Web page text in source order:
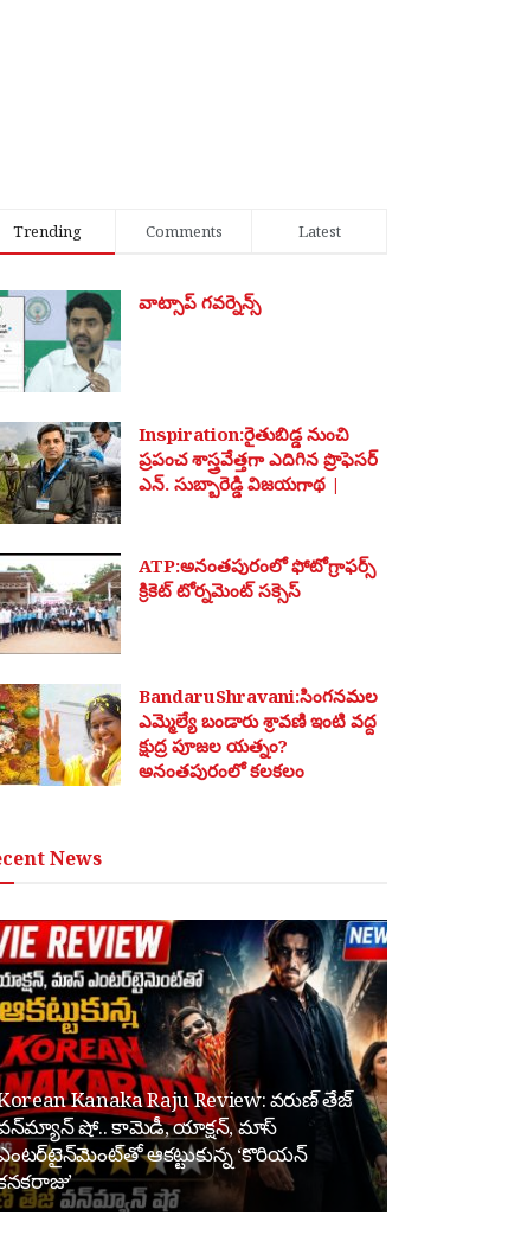
Trending Comments Latest
వాట్సాప్ గవర్నెన్స్
Inspiration:రైతుబిడ్డ నుంచి
ప్రపంచ శాస్త్రవేత్తగా ఎదిగిన ప్రొఫెసర్
ఎన్. సుబ్బారెడ్డి విజయగాథ |
ATP:అనంతపురంలో ఫోటోగ్రాఫర్స్
క్రికెట్ టోర్నమెంట్ సక్సెస్
BandaruShravani:సింగనమల
ఎమ్మెల్యే బండారు శ్రావణి ఇంటి వద్ద
క్షుద్ర పూజల యత్నం?
అనంతపురంలో కలకలం
News
Kanaka Raju Review: వరుణ్ తేజ్
షో.. కామెడీ, యాక్షన్, మాస్
ఆకట్టుకున్న ‘కొరియన్